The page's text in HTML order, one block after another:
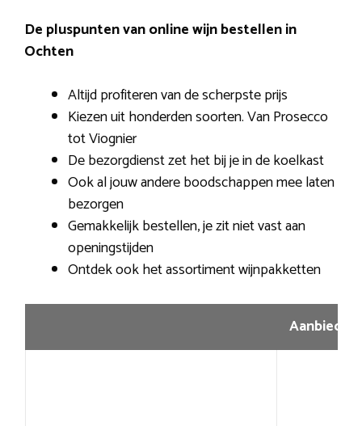
De pluspunten van online wijn bestellen in
Ochten
Altijd profiteren van de scherpste prijs
Kiezen uit honderden soorten. Van Prosecco
tot Viognier
De bezorgdienst zet het bij je in de koelkast
Ook al jouw andere boodschappen mee laten
bezorgen
Gemakkelijk bestellen, je zit niet vast aan
openingstijden
Ontdek ook het assortiment wijnpakketten